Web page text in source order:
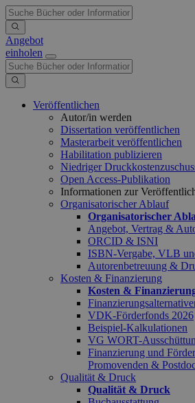
Angebot
einholen
Veröffentlichen
Autor/in werden
Dissertation veröffentlichen
Masterarbeit veröffentlichen
Habilitation publizieren
Niedriger
Open Access-Publikation
Informationen zur
Organisatorischer Ablauf
Organisatorischer
Angebot, Vertrag &
ORCID & ISNI
ISBN-Vergabe, VLB
Autorenbetreuung &
Kosten & Finanzierung
Kosten &
VDK-Förderfonds 2026
Beispiel-Kalkulationen
VG WORT-
Finanzierung und
Promovenden &
Qualität & Druck
Qualität & Druck